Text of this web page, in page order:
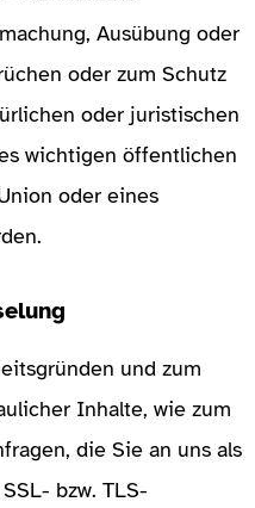
Ausübung oder
oder zum Schutz
oder juristischen
wichtigen öffentlichen
oder eines
und zum
Inhalte, wie zum
die Sie an uns als
bzw. TLS-